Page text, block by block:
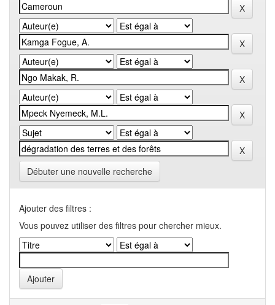
Débuter une nouvelle recherche
Ajouter des filtres :
Vous pouvez utiliser des filtres pour chercher mieux.